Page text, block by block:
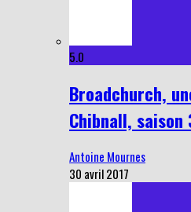
5.0
Broadchurch,
Chibnall,
Antoine Mournes
30 avril 2017